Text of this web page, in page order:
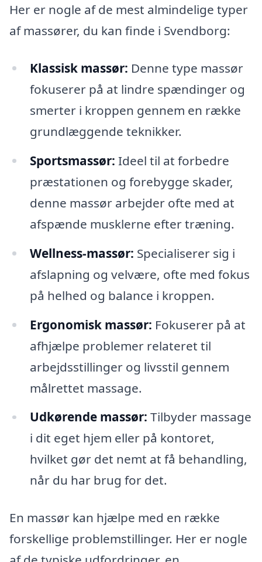
Her er nogle af de mest almindelige typer
af massører, du kan finde i Svendborg:
Klassisk massør: Denne type massør
fokuserer på at lindre spændinger og
smerter i kroppen gennem en række
grundlæggende teknikker.
Sportsmassør: Ideel til at forbedre
præstationen og forebygge skader,
denne massør arbejder ofte med at
afspænde musklerne efter træning.
Wellness-massør: Specialiserer sig i
afslapning og velvære, ofte med fokus
på helhed og balance i kroppen.
Ergonomisk massør: Fokuserer på at
afhjælpe problemer relateret til
arbejdsstillinger og livsstil gennem
målrettet massage.
Udkørende massør: Tilbyder massage
i dit eget hjem eller på kontoret,
hvilket gør det nemt at få behandling,
når du har brug for det.
En massør kan hjælpe med en række
forskellige problemstillinger. Her er nogle